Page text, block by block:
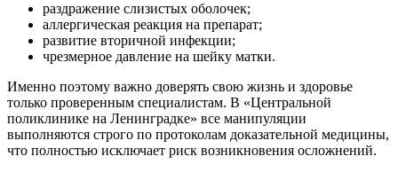
раздражение слизистых оболочек;
аллергическая реакция на препарат;
развитие вторичной инфекции;
чрезмерное давление на шейку матки.
Именно поэтому важно доверять свою жизнь и здоровье
только проверенным специалистам. В «Центральной
поликлинике на Ленинградке» все манипуляции
выполняются строго по протоколам доказательной медицины,
что полностью исключает риск возникновения осложнений.